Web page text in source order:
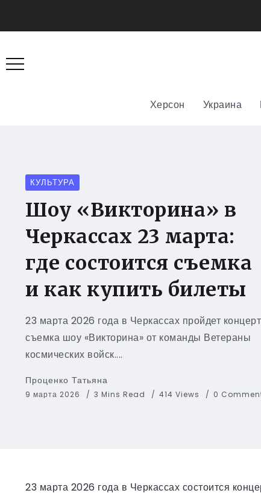
Херсон Украина
КУЛЬТУРА
Шоу «Викторина» в
Черкассах 23 марта:
где состоится съемка
и как купить билеты
23 марта 2026 года в Черкассах пройдет
съемка шоу «Викторина» от команды Ветераны
космических войск....
Проценко Татьяна
9 марта 2026 3 Mins Read 414 Views 0
23 марта 2026 года в Черкассах состоится